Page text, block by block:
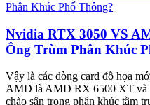
Nvidia RTX 3050 VS
Ông Trùm Phân Khúc
Vậy là các dòng card đồ họa
AMD là AMD RX 6500 XT và
chào sân trong phân khúc tầm